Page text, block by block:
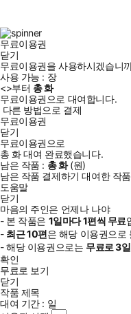
무료이용권
닫기
무료이용권을 사용하시겠습니
사용 가능 : 장
<>부터 총화
무료이용권으로 대여합니다.
다른 방법으로 결제
무료이용권
닫기
무료이용권으로
총 화대여 완료했습니다.
남은 작품 : 총화(원)
남은 작품 결제하기 대여한 작
도움말
닫기
마음의 주인은 언제나 나야
- 본 작품은 1일마다1편씩 무료
- 최근10편은 해당 이용권으로
- 해당 이용권으로는 무료로3일
확인
무료로 보기
닫기
작품 제목
대여 기간 : 일